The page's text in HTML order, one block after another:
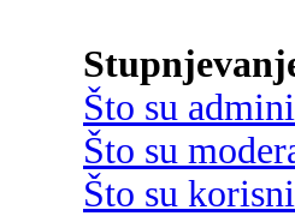
Što su
Što su
Što su